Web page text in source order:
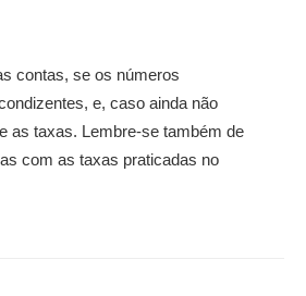
contas, se os números
e, caso ainda não
as taxas. Lembre-se também de
com as taxas praticadas no